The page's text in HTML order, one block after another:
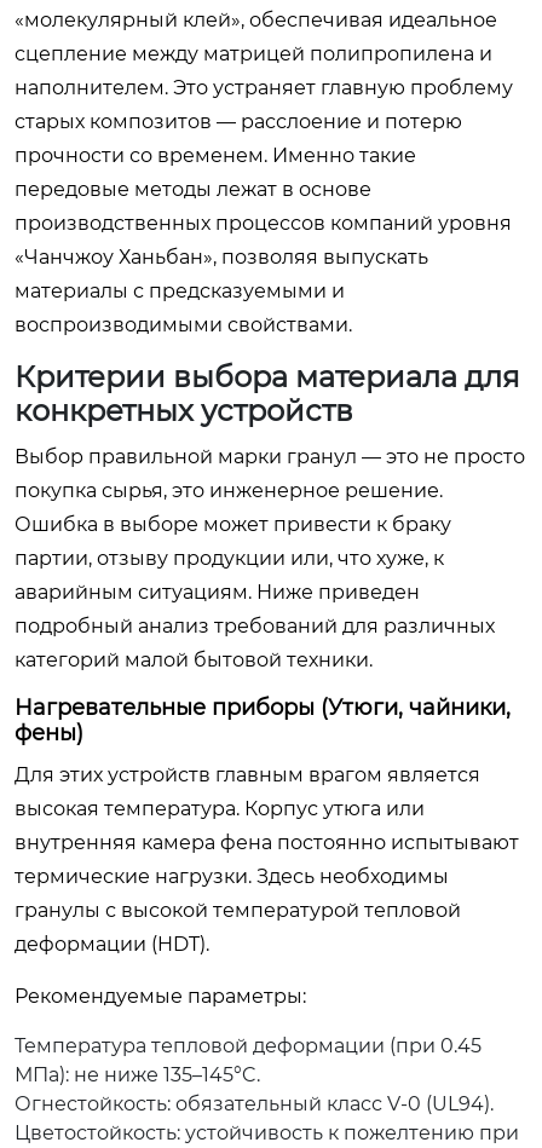
«молекулярный клей», обеспечивая идеальное
сцепление между матрицей полипропилена и
наполнителем. Это устраняет главную проблему
старых композитов — расслоение и потерю
прочности со временем. Именно такие
передовые методы лежат в основе
производственных процессов компаний уровня
«Чанчжоу Ханьбан», позволяя выпускать
материалы с предсказуемыми и
воспроизводимыми свойствами.
Критерии выбора материала для
конкретных устройств
Выбор правильной марки гранул — это не просто
покупка сырья, это инженерное решение.
Ошибка в выборе может привести к браку
партии, отзыву продукции или, что хуже, к
аварийным ситуациям. Ниже приведен
подробный анализ требований для различных
категорий малой бытовой техники.
Нагревательные приборы (Утюги, чайники,
фены)
Для этих устройств главным врагом является
высокая температура. Корпус утюга или
внутренняя камера фена постоянно испытывают
термические нагрузки. Здесь необходимы
гранулы с высокой температурой тепловой
деформации (HDT).
Рекомендуемые параметры:
Температура тепловой деформации (при 0.45
МПа): не ниже 135–145°C.
Огнестойкость: обязательный класс V-0 (UL94).
Цветостойкость: устойчивость к пожелтению при